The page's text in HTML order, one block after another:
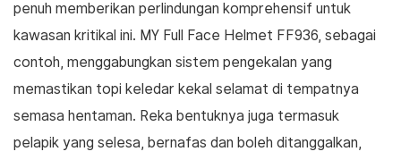
penuh memberikan perlindungan komprehensif untuk
kawasan kritikal ini. MY Full Face Helmet FF936, sebagai
contoh, menggabungkan sistem pengekalan yang
memastikan topi keledar kekal selamat di tempatnya
semasa hentaman. Reka bentuknya juga termasuk
pelapik yang selesa, bernafas dan boleh ditanggalkan,